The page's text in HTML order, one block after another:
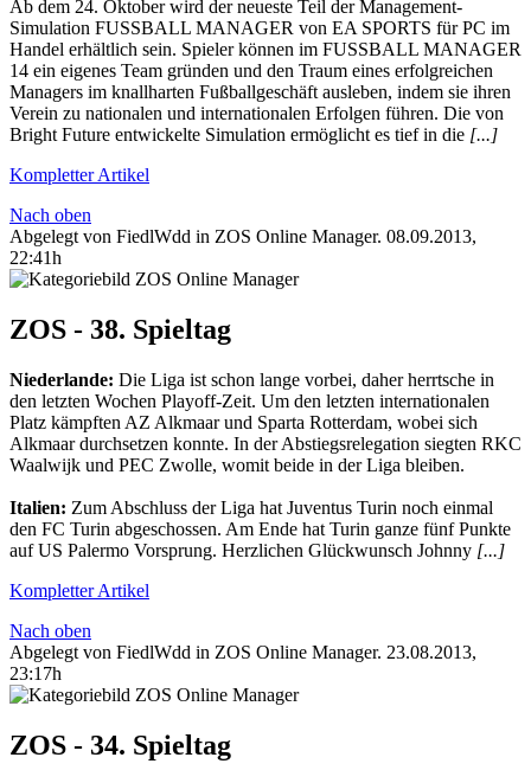
Ab dem 24. Oktober wird der neueste Teil der Management-
Simulation FUSSBALL MANAGER von EA SPORTS für PC im
Handel erhältlich sein. Spieler können im FUSSBALL MANAGER
14 ein eigenes Team gründen und den Traum eines erfolgreichen
Managers im knallharten Fußballgeschäft ausleben, indem sie ihren
Verein zu nationalen und internationalen Erfolgen führen. Die von
Bright Future entwickelte Simulation ermöglicht es tief in die [...]
Kompletter Artikel
Nach oben
Abgelegt von FiedlWdd in ZOS Online Manager. 08.09.2013,
22:41h
ZOS - 38. Spieltag
Niederlande: Die Liga ist schon lange vorbei, daher herrtsche in
den letzten Wochen Playoff-Zeit. Um den letzten internationalen
Platz kämpften AZ Alkmaar und Sparta Rotterdam, wobei sich
Alkmaar durchsetzen konnte. In der Abstiegsrelegation siegten RKC
Waalwijk und PEC Zwolle, womit beide in der Liga bleiben.
Italien: Zum Abschluss der Liga hat Juventus Turin noch einmal
den FC Turin abgeschossen. Am Ende hat Turin ganze fünf Punkte
auf US Palermo Vorsprung. Herzlichen Glückwunsch Johnny [...]
Kompletter Artikel
Nach oben
Abgelegt von FiedlWdd in ZOS Online Manager. 23.08.2013,
23:17h
ZOS - 34. Spieltag